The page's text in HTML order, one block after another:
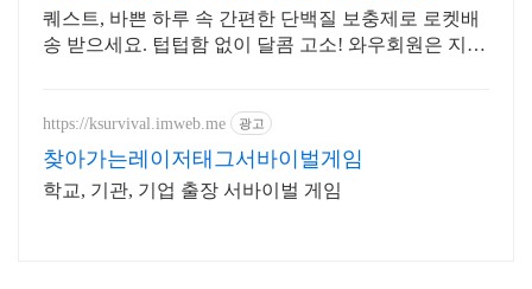
퀘스트, 바쁜 하루 속 간편한 단백질 보충제로 로켓배
송 받으세요. 텁텁함 없이 달콤 고소! 와우회원은 지금
https://ksurvival.imweb.me 광고
찾아가는레이저태그서바이벌게임
학교, 기관, 기업 출장 서바이벌 게임